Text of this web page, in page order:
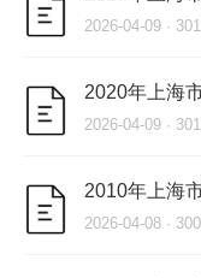
2026-04-09 ·
2020年上海
2026-04-09 ·
2010年上海
2026-04-08 ·